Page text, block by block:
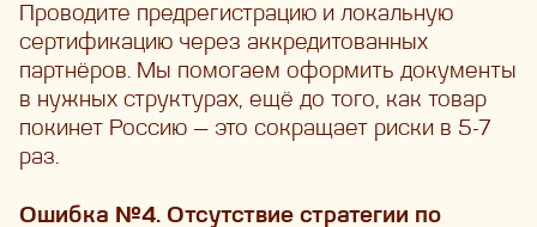
Проводите предрегистрацию и локальную
сертификацию через аккредитованных
партнёров. Мы помогаем оформить документы
в нужных структурах, ещё до того, как товар
покинет Россию — это сокращает риски в 5-7
раз.
Ошибка №4. Отсутствие стратегии по